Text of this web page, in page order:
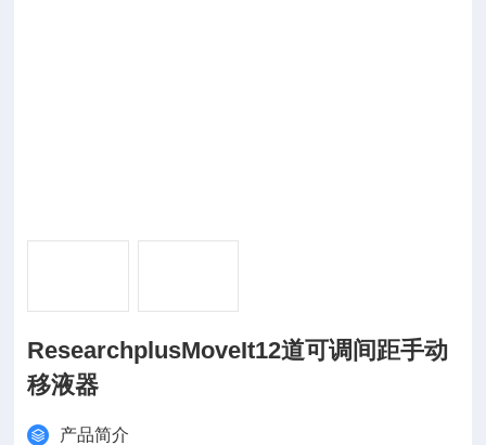
ResearchplusMoveIt12道可调间距手动
移液器
产品简介